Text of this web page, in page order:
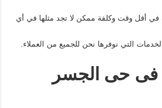
في أقل وقت وكلفة ممكن لا تجد مثلها في أي
التي نوفرها نحن للجميع من العملاء.
فى حى الجسر